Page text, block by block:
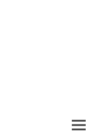
MENU